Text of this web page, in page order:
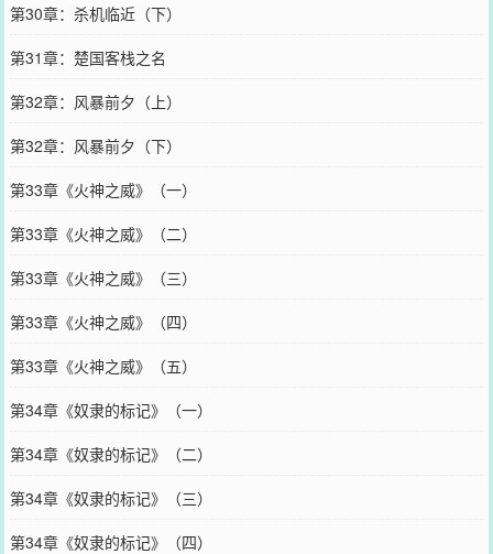
第30章：杀机临近（下）
第31章：楚国客栈之名
第32章：风暴前夕（上）
第32章：风暴前夕（下）
第33章《火神之威》（一）
第33章《火神之威》（二）
第33章《火神之威》（三）
第33章《火神之威》（四）
第33章《火神之威》（五）
第34章《奴隶的标记》（一）
第34章《奴隶的标记》（二）
第34章《奴隶的标记》（三）
第34章《奴隶的标记》（四）